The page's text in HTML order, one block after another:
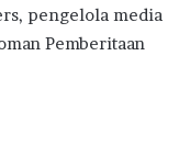
pengelola media
Pemberitaan